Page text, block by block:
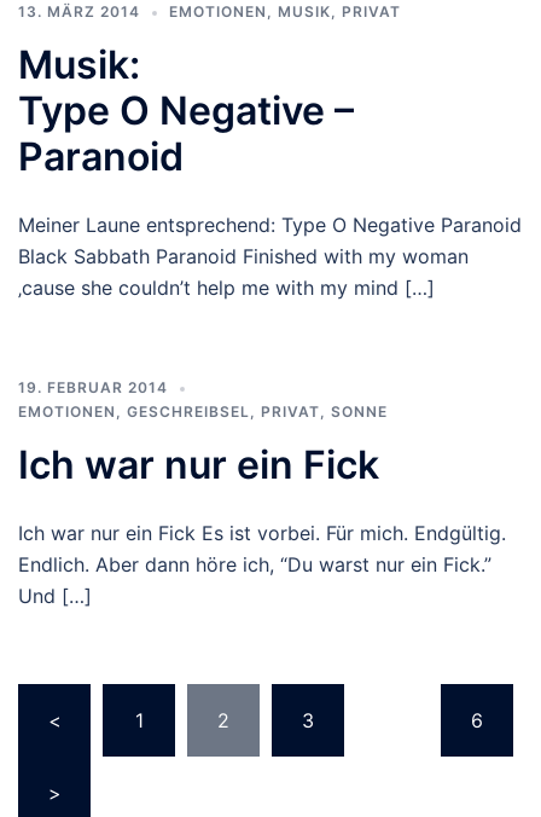
13. MÄRZ 2014 EMOTIONEN MUSIK PRIVAT
Musik:
Type O Negative –
Paranoid
Meiner Laune entsprechend: Type O Negative Paranoid
Black Sabbath Paranoid Finished with my woman
‚cause she couldn’t help me with my mind […]
19. FEBRUAR 2014
EMOTIONEN
GESCHREIBSEL PRIVAT SONNE
Ich war nur ein Fick
Ich war nur ein Fick Es ist vorbei. Für mich. Endgültig.
Endlich. Aber dann höre ich, “Du warst nur ein Fick.”
Und […]
der
Beiträge
< 1 2 3 6
>